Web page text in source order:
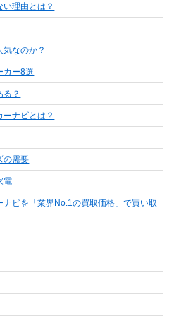
理由とは？
なのか？
カー8選
る？
ナビとは？
の需要
電
ビを「業界No.1の買取価格」で買い取